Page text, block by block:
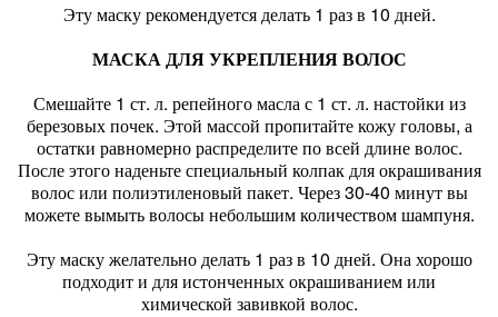
Эту маску рекомендуется делать 1 раз в 10 дней.
МАСКА ДЛЯ УКРЕПЛЕНИЯ ВОЛОС
Смешайте 1 ст. л. репейного масла с 1 ст. л. настойки из
березовых почек. Этой массой пропитайте кожу головы, а
остатки равномерно распределите по всей длине волос.
После этого наденьте специальный колпак для окрашивания
волос или полиэтиленовый пакет. Через 30-40 минут вы
можете вымыть волосы небольшим количеством шампуня.
Эту маску желательно делать 1 раз в 10 дней. Она хорошо
подходит и для истонченных окрашиванием или
химической завивкой волос.